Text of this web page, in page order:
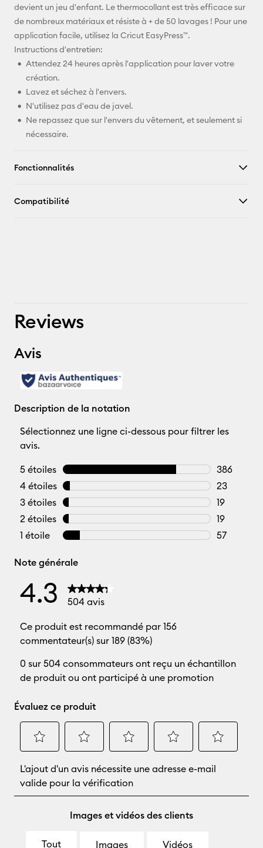
Facebook
devient un jeu d'enfant. Le thermocollant est très efficace sur
de nombreux matériaux et résiste à + de 50 lavages ! Pour une
application facile, utilisez la Cricut EasyPress™.
Instructions d'entretien:
Attendez 24 heures après l'application pour laver votre
création.
Lavez et séchez à l'envers.
N'utilisez pas d'eau de javel.
Ne repassez que sur l'envers du vêtement, et seulement si
nécessaire.
Fonctionnalités
Compatibilité
Reviews